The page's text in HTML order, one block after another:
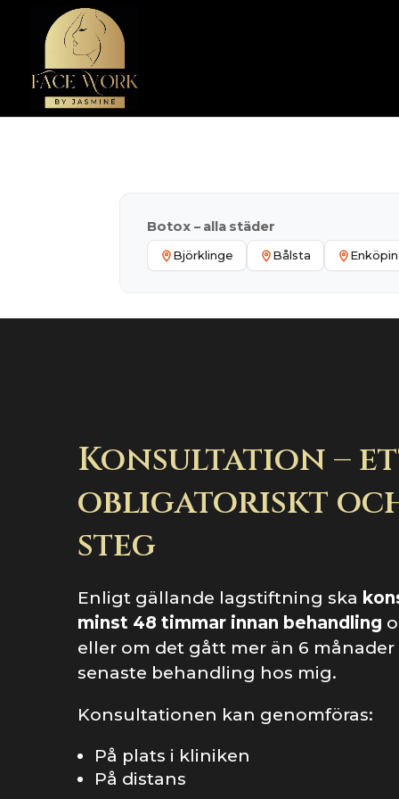
Botox – alla städer
Björklinge Bålsta
Konsultation –
obligatoriskt
steg
Enligt gällande lagstiftning ska
minst 48 timmar innan behandling
eller om det gått mer än 6 månader
senaste behandling hos mig.
Konsultationen kan genomföras:
På plats i kliniken
På distans